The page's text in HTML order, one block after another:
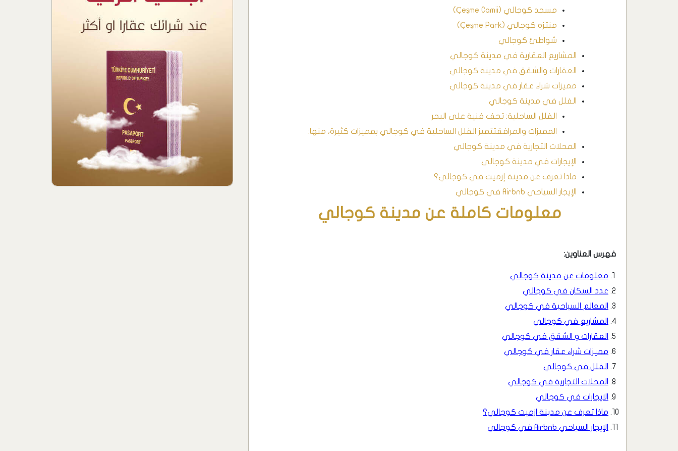
مسجد كوجالي (Çeşme Camii)
منتزه كوجالي (Çeşme Park)
شواطئ كوجالي
المشاريع العقارية في مدينة كوجالي
العقارات والشقق في مدينة كوجالي
مميزات شراء عقار في مدينة كوجالي
الفلل في مدينة كوجالي
الفلل الساحلية: تحف فنية على البحر
المميزات والمرافقتتميز الفلل الساحلية في كوجالي بمميزات كثيرة، منها:
المحلات التجارية في مدينة كوجالي
الإيجارات في مدينة كوجالي
ماذا تعرف عن مدينة إزميت في كوجالي؟
الإيجار السياحي Airbnb في كوجالي
معلومات كاملة عن مدينة كوجالي
فهرس العناوين:
معلومات عن مدينة كوجالي
عدد السكان في كوجالي
المعالم السياحية في كوجالي
المشاريع في كوجالي
العقارات و الشقق في كوجالي
مميزات شراء عقار في كوجالي
الفلل في كوجالي
المحلات التجارية في كوجالي
الايجارات في كوجالي
ماذا تعرف عن مدينة ازميت كوجالي؟
الإيجار السياحي Airbnb في كوجالي